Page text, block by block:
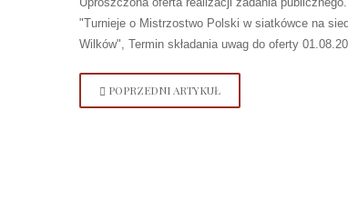
"Turnieje o Mistrzostwo Polski w siatkówce na
Wilków", Termin składania uwag do oferty
POPRZEDNI ARTYKUŁ